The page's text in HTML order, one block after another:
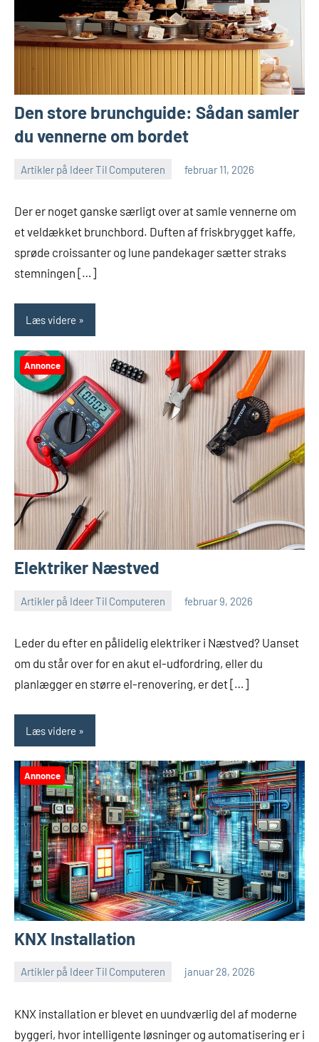
Den store brunchguide: Sådan samler
du vennerne om bordet
Artikler på Ideer Til Computeren februar 11, 2026
Der er noget ganske særligt over at samle vennerne om
et veldækket brunchbord. Duften af friskbrygget kaffe,
sprøde croissanter og lune pandekager sætter straks
stemningen […]
Læs videre
Annonce
Elektriker Næstved
Artikler på Ideer Til Computeren februar 9, 2026
Leder du efter en pålidelig elektriker i Næstved? Uanset
om du står over for en akut el-udfordring, eller du
planlægger en større el-renovering, er det […]
Læs videre
Annonce
KNX Installation
Artikler på Ideer Til Computeren januar 28, 2026
KNX installation er blevet en uundværlig del af moderne
byggeri, hvor intelligente løsninger og automatisering er i